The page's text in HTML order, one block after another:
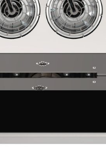
Thermoboxen
Transportboxen